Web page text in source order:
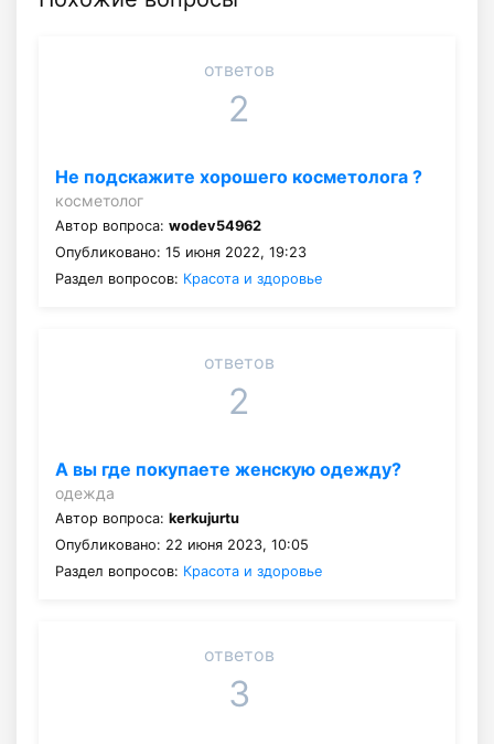
ответов
2
Не подскажите хорошего косметолога ?
косметолог
Автор вопроса: wodev54962
Опубликовано: 15 июня 2022, 19:23
Раздел вопросов: Красота и здоровье
ответов
2
А вы где покупаете женскую одежду?
одежда
Автор вопроса: kerkujurtu
Опубликовано: 22 июня 2023, 10:05
Раздел вопросов: Красота и здоровье
ответов
3